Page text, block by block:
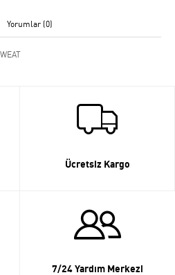
Yorumlar (0)
Ücretsiz Kargo
7/24 Yardım Merkezi